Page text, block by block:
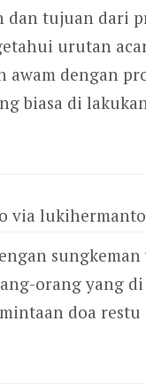
tujuan dari
urutan
dengan
biasa di
via
orang yang
doa restu